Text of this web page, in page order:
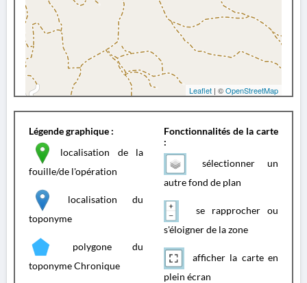
Leaflet | ©OpenStreetMap
Légende graphique :
localisation de la
fouille/de l'opération
localisation du
toponyme
polygone du
toponyme Chronique
Fonctionnalités de la carte
:
sélectionner un
autre fond de plan
se rapprocher ou
s'éloigner de la zone
afficher la carte en
plein écran